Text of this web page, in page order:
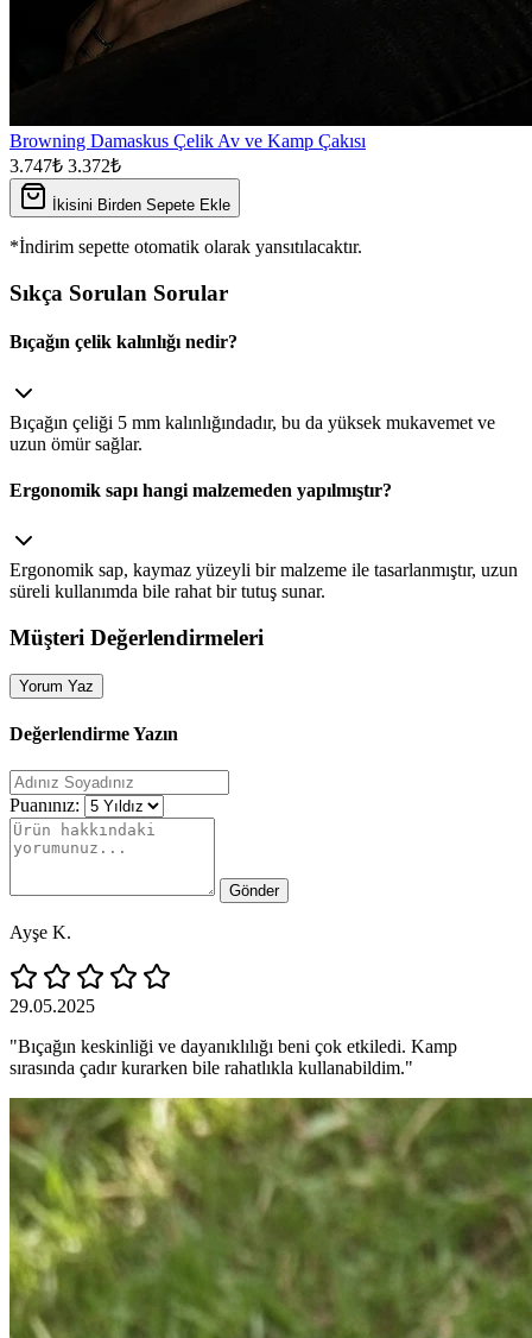
Browning Damaskus Çelik Av ve Kamp Çakısı
3.747₺ 3.372₺
İkisini Birden Sepete Ekle
*İndirim sepette otomatik olarak yansıtılacaktır.
Sıkça Sorulan Sorular
Bıçağın çelik kalınlığı nedir?
Bıçağın çeliği 5 mm kalınlığındadır, bu da yüksek mukavemet ve
uzun ömür sağlar.
Ergonomik sapı hangi malzemeden yapılmıştır?
Ergonomik sap, kaymaz yüzeyli bir malzeme ile tasarlanmıştır, uzun
süreli kullanımda bile rahat bir tutuş sunar.
Müşteri Değerlendirmeleri
Yorum Yaz
Değerlendirme Yazın
Puanınız:
Gönder
Ayşe K.
29.05.2025
"Bıçağın keskinliği ve dayanıklılığı beni çok etkiledi. Kamp
sırasında çadır kurarken bile rahatlıkla kullanabildim."